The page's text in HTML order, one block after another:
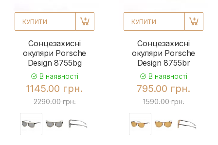
КУПИТИ
Сонцезахисні
окуляри Porsche
Design 8755bg
В наявності
1145.00 грн.
2290.00 грн.
КУПИТИ
Сонцезахисні
окуляри Porsche
Design 8755br
В наявності
795.00 грн.
1590.00 грн.